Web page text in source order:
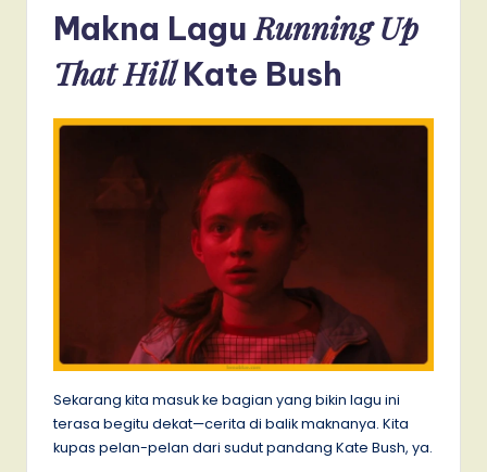
Makna LaguRunning Up
That HillKate Bush
Sekarang kita masuk ke bagian yang bikin lagu ini
terasa begitu dekat—cerita di balik maknanya. Kita
kupas pelan-pelan dari sudut pandang Kate Bush, ya.